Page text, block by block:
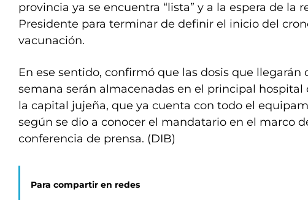
provincia ya se encuentra “lista” y a la espera de la
Presidente para terminar de definir el inicio del
vacunación.
En ese sentido, confirmó que las dosis que llegarán
semana serán almacenadas en el principal hospital
la capital jujeña, que ya cuenta con todo el
según se dio a conocer el mandatario en el marco
conferencia de prensa. (DIB)
Para compartir en redes